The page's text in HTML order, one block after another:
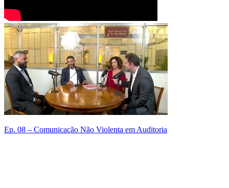
Ep. 08 – Comunicação Não Violenta em Auditoria